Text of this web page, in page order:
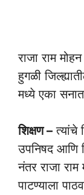
राजा राम
हुगळी
मध्ये एका
शिक्षण – त्यांचे
उपनिषद आणि
नंतर राजा राम
पाटण्याला